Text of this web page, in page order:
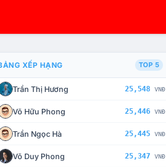
CHẾ TÀI XỬ LÝ VI PHẠM
XẾP HẠNG TOP 5
Trần Thị Hương 25,548 VNĐ
Võ Hữu Phong 25,446 VNĐ
Trần Ngọc Hà 25,445 VNĐ
Võ Duy Phong 25,347 VNĐ